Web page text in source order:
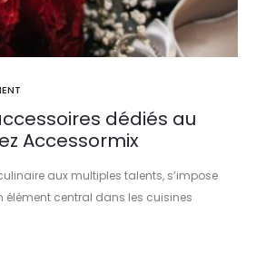
dédiés au
Accessormix
aux multiples talents, s’impose
central dans les cuisines
nombre…